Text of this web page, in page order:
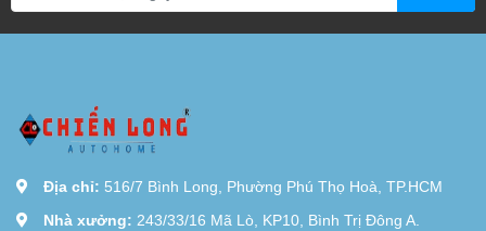
Địa chỉ: 516/7 Bình Long, Phường Phú Thọ Hoà, TP.HCM
Nhà xưởng: 243/33/16 Mã Lò, KP10, Bình Trị Đông A.